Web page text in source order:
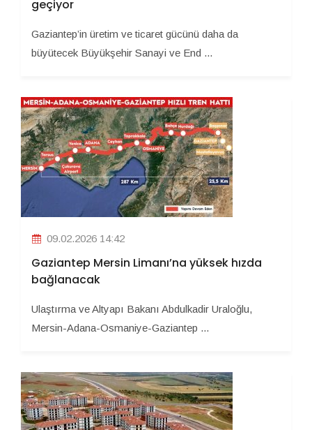
geçiyor
Gaziantep’in üretim ve ticaret gücünü daha da
büyütecek Büyükşehir Sanayi ve End ...
09.02.2026 14:42
Gaziantep Mersin Limanı’na yüksek hızda
bağlanacak
Ulaştırma ve Altyapı Bakanı Abdulkadir Uraloğlu,
Mersin-Adana-Osmaniye-Gaziantep ...